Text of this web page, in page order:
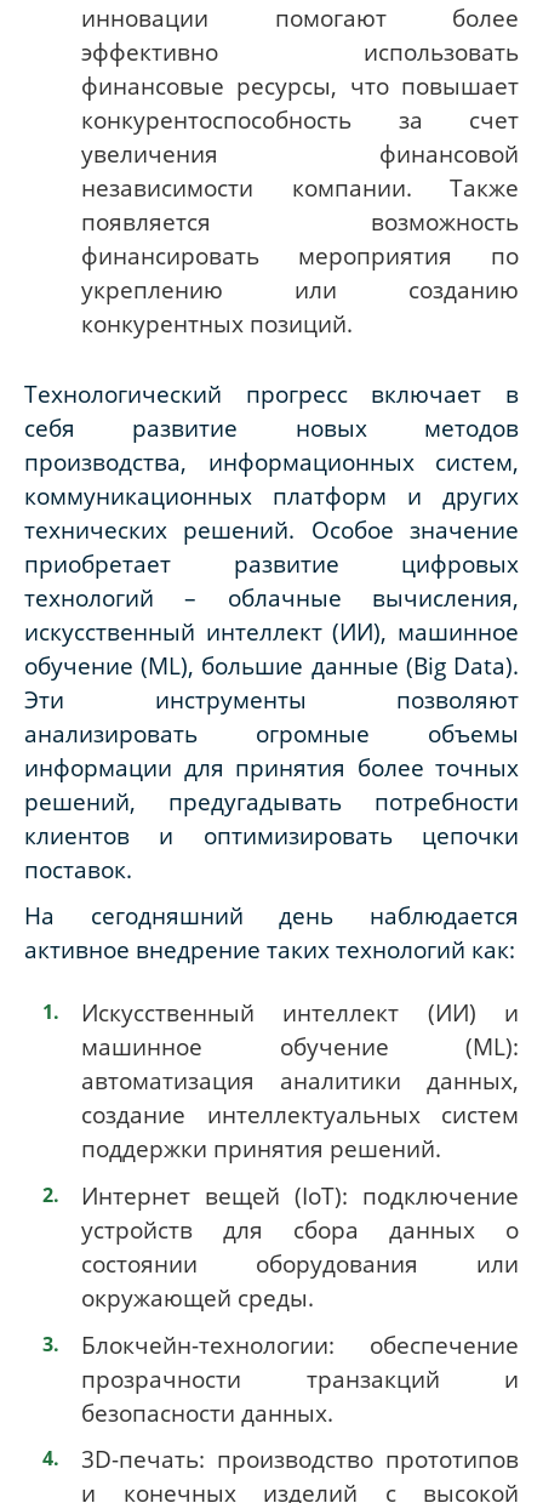
инновации помогают более
эффективно использовать
финансовые ресурсы, что повышает
конкурентоспособность за счет
увеличения финансовой
независимости компании. Также
появляется возможность
финансировать мероприятия по
укреплению или созданию
конкурентных позиций.
Технологический прогресс включает в
себя развитие новых методов
производства, информационных систем,
коммуникационных платформ и других
технических решений. Особое значение
приобретает развитие цифровых
технологий – облачные вычисления,
искусственный интеллект (ИИ), машинное
обучение (ML), большие данные (Big Data).
Эти инструменты позволяют
анализировать огромные объемы
информации для принятия более точных
решений, предугадывать потребности
клиентов и оптимизировать цепочки
поставок.
На сегодняшний день наблюдается
активное внедрение таких технологий как:
Искусственный интеллект (ИИ) и
машинное обучение (ML):
автоматизация аналитики данных,
создание интеллектуальных систем
поддержки принятия решений.
Интернет вещей (IoT): подключение
устройств для сбора данных о
состоянии оборудования или
окружающей среды.
Блокчейн-технологии: обеспечение
прозрачности транзакций и
безопасности данных.
3D-печать: производство прототипов
и конечных изделий с высокой